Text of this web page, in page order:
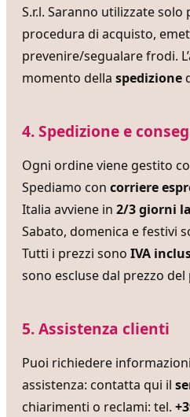
S.r.l. Saranno utilizzate
procedura di acquisto,
prevenire/segualare frodi.
momento della spedizione
4. Spedizione e
Ogni ordine viene gestito
Spediamo con corriere
Italia avviene in 2/3 giorni
Sabato, domenica e festivi
Tutti i prezzi sono IVA
sono escluse dal prezzo
5. Assistenza clienti
Puoi richiedere
assistenza: contatta qui il
chiarimenti o reclami: tel.